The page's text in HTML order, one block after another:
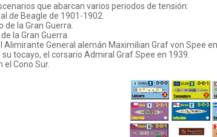
que abarcan varios periodos de tensión:
de Beagle de 1901-1902.
de la Gran Guerra.
la Gran Guerra.
Alimirante General alemán Maximilian Graf von Spee
su tocayo, el corsario Admiral Graf Spee en 1939.
el Cono Sur.